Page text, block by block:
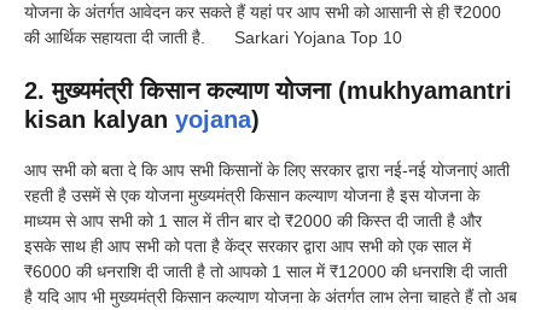
योजना के अंतर्गत आवेदन कर सकते हैं यहां पर आप सभी को आसानी से ही ₹2000
की आर्थिक सहायता दी जाती है. Sarkari Yojana Top 10
2. मुख्यमंत्री किसान कल्याण योजना (mukhyamantri
kisan kalyan yojana)
आप सभी को बता दे कि आप सभी किसानों के लिए सरकार द्वारा नई-नई योजनाएं आती
रहती है उसमें से एक योजना मुख्यमंत्री किसान कल्याण योजना है इस योजना के
माध्यम से आप सभी को 1 साल में तीन बार दो ₹2000 की किस्त दी जाती है और
इसके साथ ही आप सभी को पता है केंद्र सरकार द्वारा आप सभी को एक साल में
₹6000 की धनराशि दी जाती है तो आपको 1 साल में ₹12000 की धनराशि दी जाती
है यदि आप भी मुख्यमंत्री किसान कल्याण योजना के अंतर्गत लाभ लेना चाहते हैं तो अब